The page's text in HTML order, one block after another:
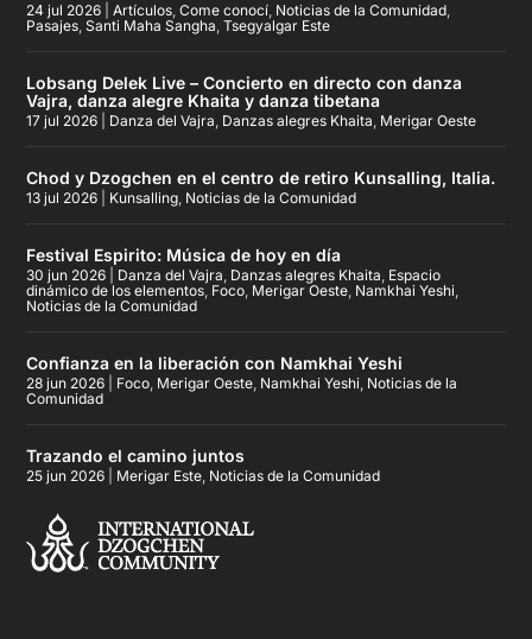
24 jul 2026 |Artículos ,Come conocí Noticias de la Comunidad
Pasajes ,Santi Maha Sangha ,Tsegyalgar Este
Lobsang Delek Live – Concierto en directo con danza
Vajra, danza alegre Khaita y danza tibetana
17 jul 2026 Danza del Vajra Danzas alegres Khaita Merigar Oeste
Chod y Dzogchen en el centro de retiro Kunsalling, Italia.
13 jul 2026 Kunsalling Noticias de la Comunidad
Festival Espirito: Música de hoy en día
30 jun 2026 Danza del Vajra Danzas alegres Khaita Espacio
dinámico de los elementos Foco Merigar Oeste Namkhai Yeshi
Noticias de la Comunidad
Confianza en la liberación con Namkhai Yeshi
28 jun 2026 Foco Merigar Oeste Namkhai Yeshi Noticias de la
Comunidad
Trazando el camino juntos
25 jun 2026 Merigar Este Noticias de la Comunidad